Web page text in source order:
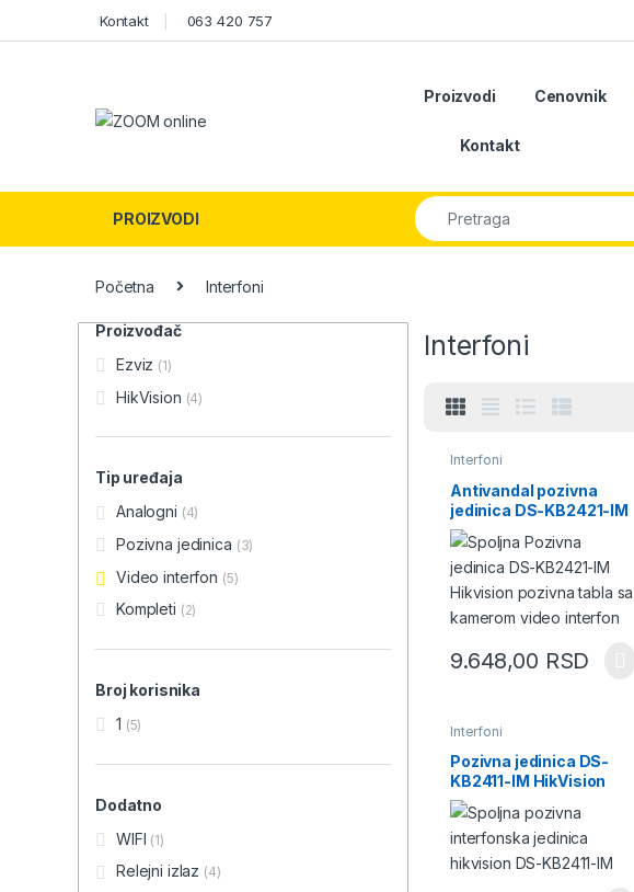
Kontakt 063 420 757
Proizvodi Cenovnik
Kontakt
PROIZVODI
Search for:
Početna Interfoni
Interfoni
Interfoni
Antivandal pozivna
jedinica DS-KB2421-IM
HikVision
9.648,00 RSD
Interfoni
Pozivna jedinica DS-
KB2411-IM HikVision
Proizvođač
Ezviz (1)
HikVision (4)
Tip uređaja
Analogni (4)
Pozivna jedinica (3)
Video interfon (5)
Kompleti (2)
Broj korisnika
1 (5)
Dodatno
WIFI (1)
Relejni izlaz (4)